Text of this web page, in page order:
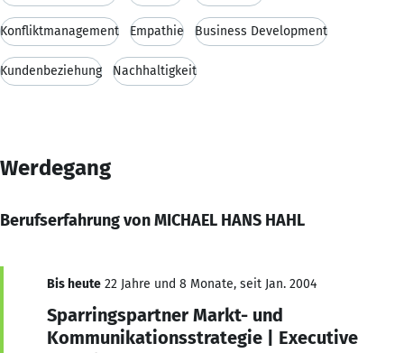
Konfliktmanagement Empathie Business Development
Kundenbeziehung Nachhaltigkeit
Werdegang
Berufserfahrung von MICHAEL HANS HAHL
Bis heute 22 Jahre und 8 Monate, seit Jan. 2004
Sparringspartner Markt- und
Kommunikationsstrategie | Executive